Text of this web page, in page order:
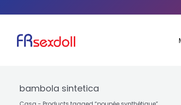
contenuto
bambola sintetica